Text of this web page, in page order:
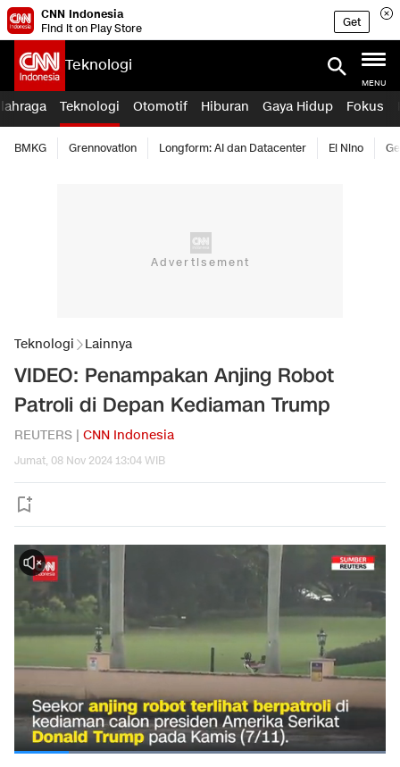
CNN Indonesia
Find it on Play Store
Get
Teknologi
MENU
Teknologi Otomotif Hiburan Gaya Hidup Fokus
BMKG Grennovation Longform: AI dan Datacenter El Nino
Teknologi Lainnya
VIDEO: Penampakan Anjing Robot
Patroli di Depan Kediaman Trump
REUTERS | CNN Indonesia
Jumat, 08 Nov 2024 13:04 WIB